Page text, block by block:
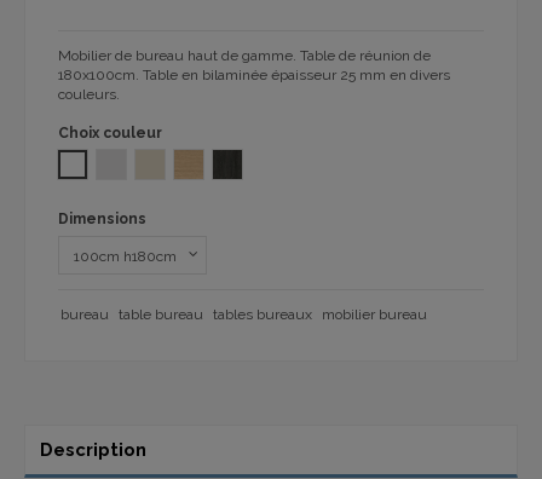
Mobilier de bureau haut de gamme. Table de réunion de
180x100cm. Table en bilaminée épaisseur 25 mm en divers
couleurs.
Choix couleur
Dimensions
bureau table bureau tables bureaux mobilier bureau
Description